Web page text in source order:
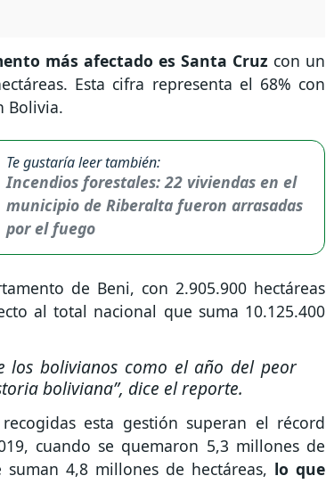
más afectado es Santa Cruz con un
Esta cifra representa el 68% con
Bolivia.
Te gustaría leer también:
Incendios forestales: 22 viviendas en el
municipio de Riberalta fueron arrasadas
por el fuego
de Beni, con 2.905.900 hectáreas
al total nacional que suma 10.125.400
los bolivianos como el año del peor
boliviana”, dice el reporte.
esta gestión superan el récord
cuando se quemaron 5,3 millones de
4,8 millones de hectáreas, lo que